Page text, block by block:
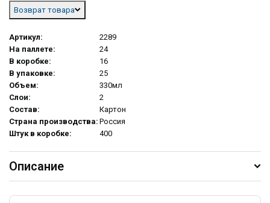
Возврат товара
Артикул:
2289
На паллете:
24
В коробке:
16
В упаковке:
25
Объем:
330мл
Слои:
2
Состав:
Картон
Страна производства: Россия
Штук в коробке:
400
Описание